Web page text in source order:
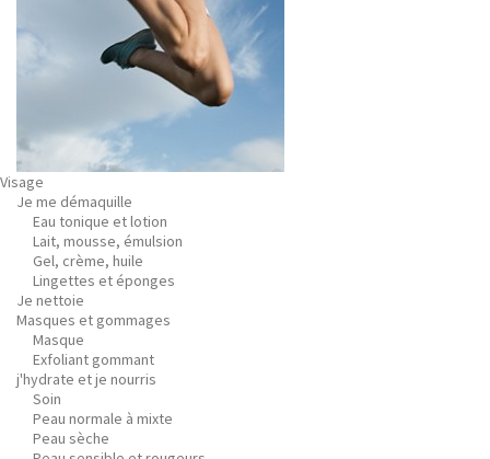
Visage
Je me démaquille
Eau tonique et lotion
Lait, mousse, émulsion
Gel, crème, huile
Lingettes et éponges
Je nettoie
Masques et gommages
Masque
Exfoliant gommant
j'hydrate et je nourris
Soin
Peau normale à mixte
Peau sèche